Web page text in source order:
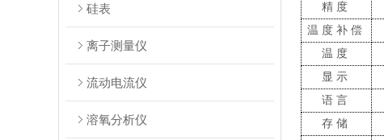
硅表
离子测量仪
流动电流仪
溶氧分析仪
精度
温度补偿
温度
显示
语言
存储